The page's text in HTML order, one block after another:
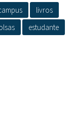
livros
estudante